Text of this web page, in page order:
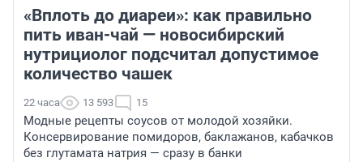
«Вплоть до диареи»: как правильно
пить иван-чай — новосибирский
нутрициолог подсчитал допустимое
количество чашек
22 часа 13 593 15
Модные рецепты соусов от молодой хозяйки.
Консервирование помидоров, баклажанов, кабачков
без глутамата натрия — сразу в банки